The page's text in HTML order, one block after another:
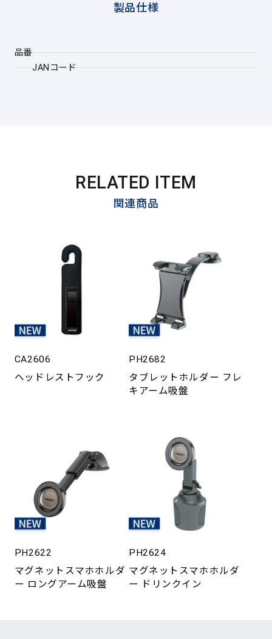
製品仕様
品番
JANコード
RELATED ITEM
関連商品
CA2606
ヘッドレストフック
PH2682
タブレットホルダー フレ
キアーム吸盤
PH2622
マグネットスマホホルダ
ー ロングアーム吸盤
PH2624
マグネットスマホホルダ
ー ドリンクイン